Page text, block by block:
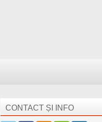
CONTACT ȘI INFO